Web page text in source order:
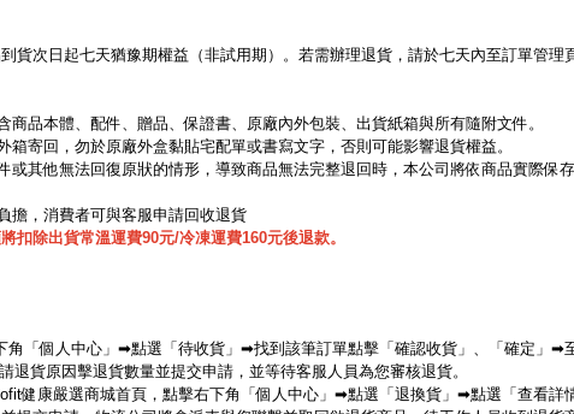
貨次日起七天猶豫期權益（非試用期）。若需辦理退貨，請於七天內至訂單管理
商品本體、配件、贈品、保證書、原廠內外包裝、出貨紙箱與所有隨附文件。
箱寄回，勿於原廠外盒黏貼宅配單或書寫文字，否則可能影響退貨權益。
或其他無法回復原狀的情形，導致商品無法完整退回時，本公司將依商品實際保
擔，消費者可與客服申請回收退貨
扣除出貨常溫運費90元/冷凍運費160元後退款。
角「個人中心」➡點選「待收貨」➡找到該筆訂單點擊「確認收貨」、「確定」➡
貨原因擊退貨數量並提交申請，並等待客服人員為您審核退貨。
健康嚴選商城首頁，點擊右下角「個人中心」➡點選「退換貨」➡點選「查看詳